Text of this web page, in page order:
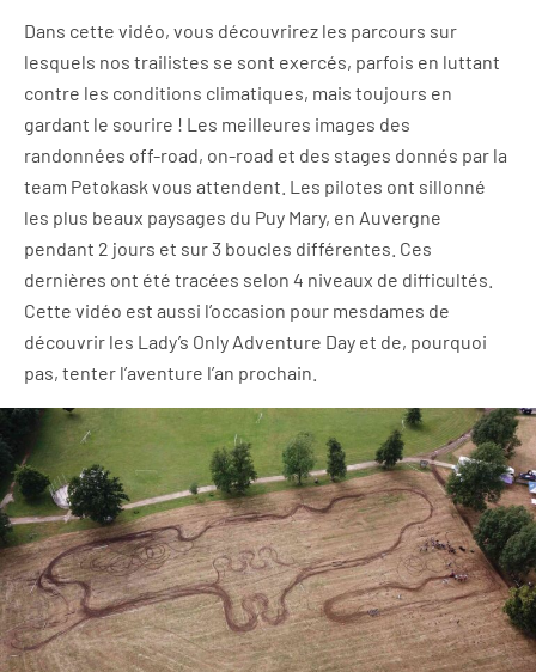
Dans cette vidéo, vous découvrirez les parcours sur
lesquels nos trailistes se sont exercés, parfois en luttant
contre les conditions climatiques, mais toujours en
gardant le sourire ! Les meilleures images des
randonnées off-road, on-road et des stages donnés par la
team Petokask vous attendent. Les pilotes ont sillonné
les plus beaux paysages du Puy Mary, en Auvergne
pendant 2 jours et sur 3 boucles différentes. Ces
dernières ont été tracées selon 4 niveaux de difficultés.
Cette vidéo est aussi l’occasion pour mesdames de
découvrir les Lady’s Only Adventure Day et de, pourquoi
pas, tenter l’aventure l’an prochain.